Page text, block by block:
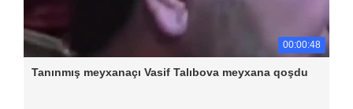
00:00:48
Tanınmış meyxanaçı Vasif Talıbova meyxana qoşdu